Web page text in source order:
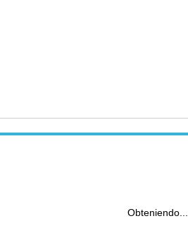
Obteniendo...